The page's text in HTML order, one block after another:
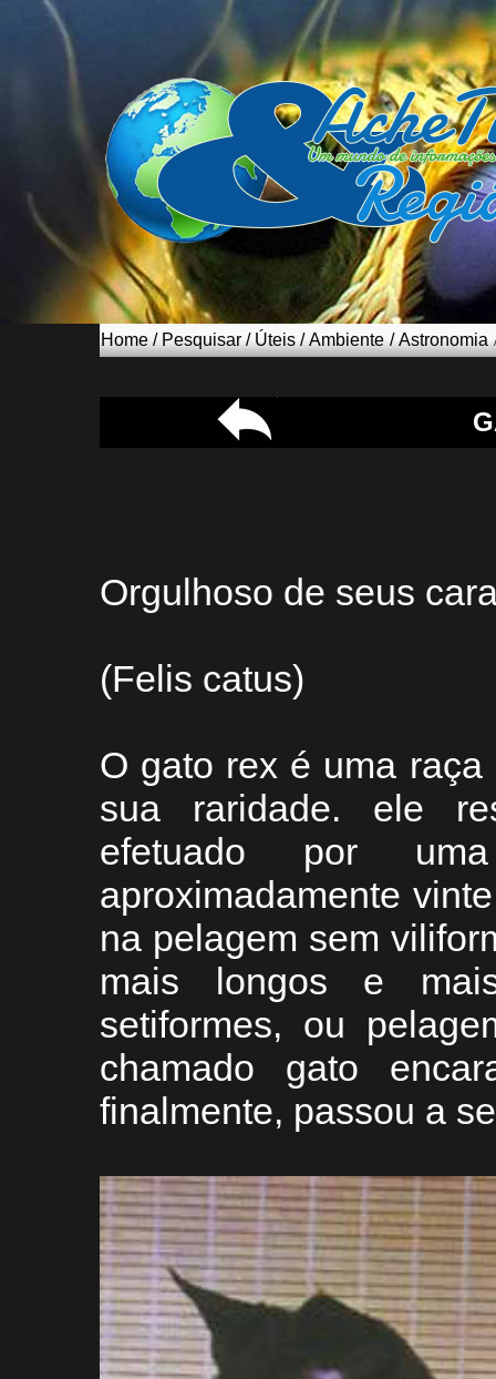
Home / Pesquisar / Úteis /Ambiente /Astronomia
Orgulhoso de seus
(Felis catus)
O gato rex é uma
sua raridade. ele
efetuado por
aproximadamente
na pelagem sem
mais longos e
setiformes, ou
chamado gato
finalmente, passou a